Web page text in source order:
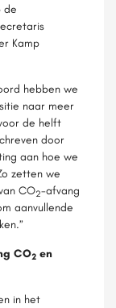
de
Kamp
hebben we
naar meer
de helft
door
aan hoe we
zetten we
CO2-afvang
aanvullende
CO2 en
in het